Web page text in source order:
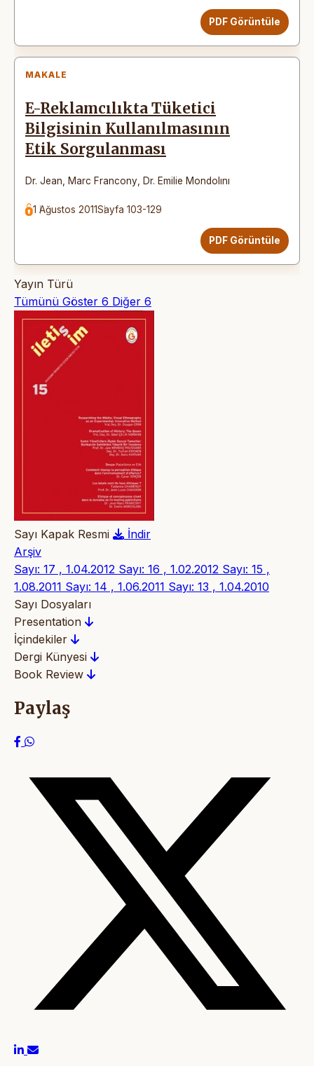
PDF Görüntüle
MAKALE
E-Reklamcılıkta Tüketici
Bilgisinin Kullanılmasının
Etik Sorgulanması
Dr. Jean Marc Francony Dr. Emilie Mondolını
1 Ağustos 2011Sayfa 103-129
PDF Görüntüle
Yayın Türü
Tümünü Göster 6 Diğer 6
Sayı Kapak Resmi
İndir
Arşiv
Sayı: 17 , 1.04.2012 Sayı: 16 , 1.02.2012 Sayı: 15 ,
1.08.2011 Sayı: 14 , 1.06.2011 Sayı: 13 , 1.04.2010
Sayı Dosyaları
Presentation
İçindekiler
Dergi Künyesi
Book Review
Paylaş